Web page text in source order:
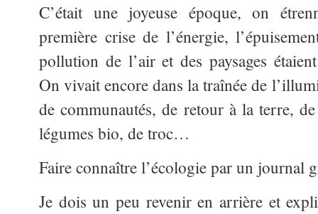
C’était une joyeuse époque, on
première crise de l’énergie,
pollution de l’air et des paysages
On vivait encore dans la traînée de
de communautés, de retour à la terre,
légumes bio, de troc…
Faire connaître l’écologie par un journal
Je dois un peu revenir en arrière et